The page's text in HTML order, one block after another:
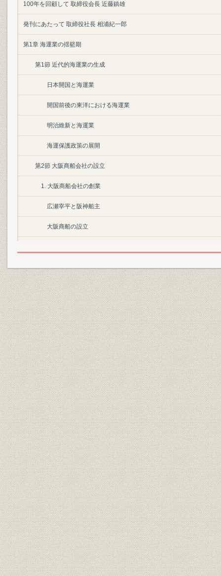
100年を回顧して 取締役会長 近藤鎮雄
発刊にあたって 取締役社長 相浦紀一郎
第1章 海運業の揺籃期
第1節 近代的海運業の生成
日本開国と海運業
開国前後の東洋における海運業
明治維新と海運業
海運保護政策の展開
第2節 大阪商船会社の設立
1. 大阪商船会社の創業
広瀬宰平と阪神船主
大阪商船の設立
2. 創業時の経営
航路の設定
創業時の困難
政府補助金と船舶
3. 業績
運航実績
資本金・損益
第3節 三井物産の海運業進出
1. 三井物産の設立と石炭
三井物産の設立と発展
三池炭輸出と販売網の拡大
2. 創業期の海運業
石炭輸送の社船
用船活動の展開
日本人船長の採用と保険
3. 業績